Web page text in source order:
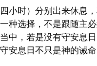
小时）分别出来休息
种选择，不是跟随主必
中，若是没有守安息
安息日不只是神的诫